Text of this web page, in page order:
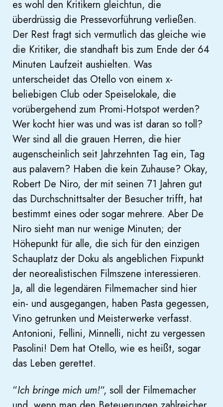
es wohl den Kritikern gleichtun, die
überdrüssig die Pressevorführung verließen.
Der Rest fragt sich vermutlich das gleiche wie
die Kritiker, die standhaft bis zum Ende der 64
Minuten Laufzeit aushielten. Was
unterscheidet das Otello von einem x-
beliebigen Club oder Speiselokale, die
vorübergehend zum Promi-Hotspot werden?
Wer kocht hier was und was ist daran so toll?
Wer sind all die grauen Herren, die hier
augenscheinlich seit Jahrzehnten Tag ein, Tag
aus palavern? Haben die kein Zuhause? Okay,
Robert De Niro, der mit seinen 71 Jahren gut
das Durchschnittsalter der Besucher trifft, hat
bestimmt eines oder sogar mehrere. Aber De
Niro sieht man nur wenige Minuten; der
Höhepunkt für alle, die sich für den einzigen
Schauplatz der Doku als angeblichen Fixpunkt
der neorealistischen Filmszene interessieren.
Ja, all die legendären Filmemacher sind hier
ein- und ausgegangen, haben Pasta gegessen,
Vino getrunken und Meisterwerke verfasst.
Antonioni, Fellini, Minnelli, nicht zu vergessen
Pasolini! Dem hat Otello, wie es heißt, sogar
das Leben gerettet.
“Ich bringe mich um!“, soll der Filmemacher